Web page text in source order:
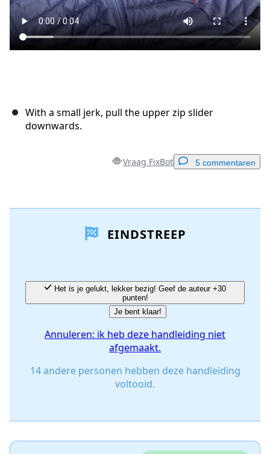
With a small jerk, pull the upper zip slider
downwards.
Vraag FixBot 5 commentaren
Voeg opmerking toe
Annuleren Plaats opmerking
EINDSTREEP
punten!
Je bent klaar!
Annuleren: ik heb deze handleiding niet
afgemaakt.
14 andere personen hebben deze handleiding
voltooid.